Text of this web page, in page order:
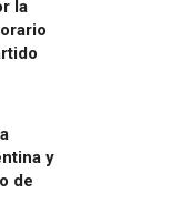
la
y
de